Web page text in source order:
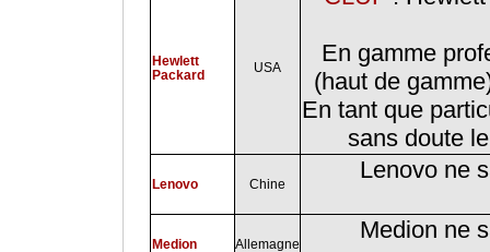
Hewlett
Packard
USA
En gamme
(haut de
En tant que
sans doute
Lenovo Chine
Lenovo ne
Medion Allemagne
Medion ne